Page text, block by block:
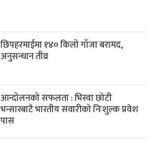
छिपहरमाईमा १४० किलो गाँजा बरामद,
अनुसन्धान तीव्र
आन्दोलनको सफलता : भिस्वा छोटी
भन्सारबाटै भारतीय सवारीको निःशुल्क प्रवेश
पास